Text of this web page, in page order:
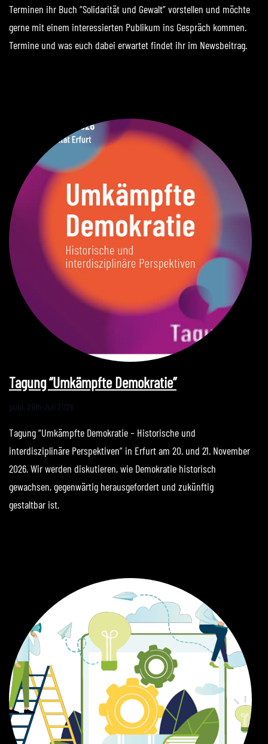
Terminen ihr Buch “Solidarität und Gewalt” vorstellen und möchte
gerne mit einem interessierten Publikum ins Gespräch kommen.
Termine und was euch dabei erwartet findet ihr im Newsbeitrag.
Tagung “Umkämpfte Demokratie”
publ. 28th Juli 2026
Tagung “Umkämpfte Demokratie – Historische und
interdisziplinäre Perspektiven” in Erfurt am 20. und 21. November
2026. Wir werden diskutieren, wie Demokratie historisch
gewachsen, gegenwärtig herausgefordert und zukünftig
gestaltbar ist.